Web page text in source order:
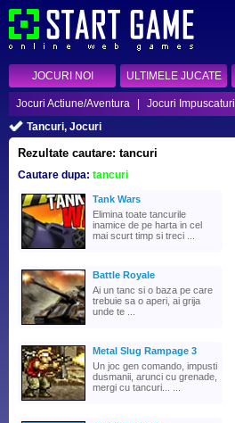
JOCURI NOI ULTIMELE JUCATE
Jocuri Actiune/Aventura Jocuri Impuscaturi
Tancuri, Jocuri
Rezultate cautare: tancuri
Cautare dupa: tancuri
Tank Wars
Elimina toate tancurile
inamice de pe harta in cel
mai scurt timp si treci ...
Battle Royale
Ai un tanc si o baza pe care
trebuie sa o aperi, ai grija
unde te ...
Metal Slug Rampage 3
Un joc gen comando, impusti
dusmanii, arunci cu grenade,
mergi cu tancuri... ...